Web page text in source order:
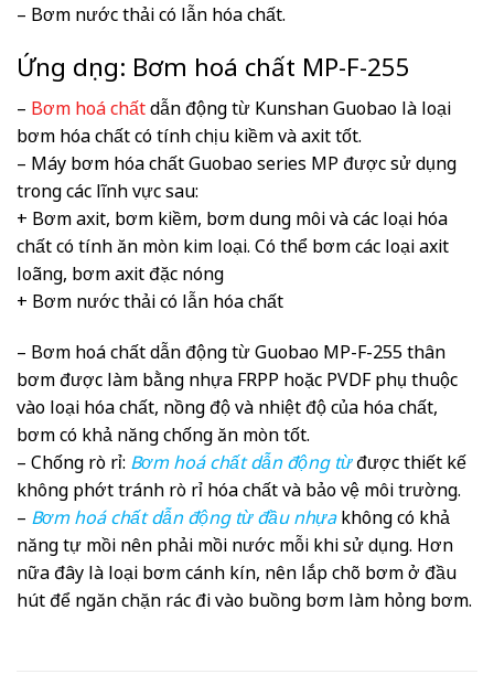
– Bơm nước thải có lẫn hóa chất.
Ứng dụng: Bơm hoá chất MP-F-255
– Bơm hoá chấtdẫn động từ Kunshan Guobao là loại
bơm hóa chất có tính chịu kiềm và axit tốt.
– Máy bơm hóa chất Guobao series MP được sử dụng
trong các lĩnh vực sau:
+ Bơm axit, bơm kiềm, bơm dung môi và các loại hóa
chất có tính ăn mòn kim loại. Có thể bơm các loại axit
loãng, bơm axit đặc nóng
+ Bơm nước thải có lẫn hóa chất
– Bơm hoá chất dẫn động từ Guobao MP-F-255 thân
bơm được làm bằng nhựa FRPP hoặc PVDF phụ thuộc
vào loại hóa chất, nồng độ và nhiệt độ của hóa chất,
bơm có khả năng chống ăn mòn tốt.
– Chống rò rỉ: Bơm hoá chất dẫn động từđược thiết kế
không phớt tránh rò rỉ hóa chất và bảo vệ môi trường.
– Bơm hoá chất dẫn động từ đầu nhựakhông có khả
năng tự mồi nên phải mồi nước mỗi khi sử dụng. Hơn
nữa đây là loại bơm cánh kín, nên lắp chõ bơm ở đầu
hút để ngăn chặn rác đi vào buồng bơm làm hỏng bơm.